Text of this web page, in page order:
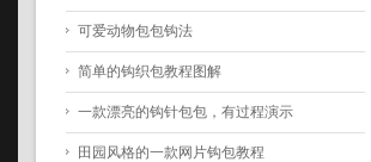
可爱动物包包钩法
简单的钩织包教程图解
一款漂亮的钩针包包，有过程演示
田园风格的一款网片钩包教程